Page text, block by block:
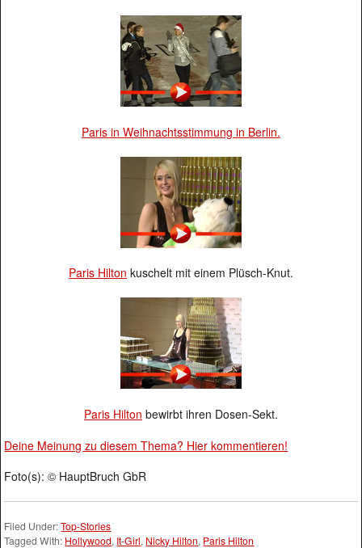
Paris in Weihnachtsstimmung in Berlin.
Paris Hilton kuschelt mit einem Plüsch-Knut.
Paris Hilton bewirbt ihren Dosen-Sekt.
Deine Meinung zu diesem Thema? Hier kommentieren!
Foto(s): © HauptBruch GbR
Filed Under:Top-Stories
Tagged With: Hollywood, It-Girl, Nicky Hilton, Paris Hilton